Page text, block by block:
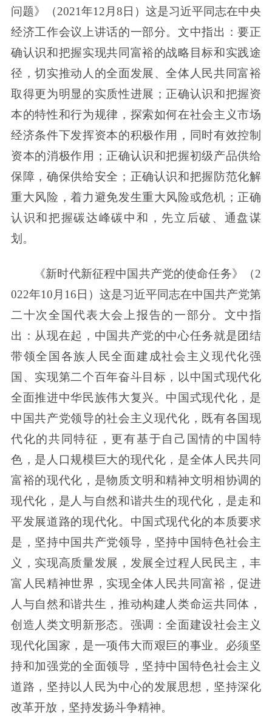
问题》（2021年12月8日）这是习近平同志在中央
经济工作会议上讲话的一部分。文中指出：要正
确认识和把握实现共同富裕的战略目标和实践途
径，切实推动人的全面发展、全体人民共同富裕
取得更为明显的实质性进展；正确认识和把握资
本的特性和行为规律，探索如何在社会主义市场
经济条件下发挥资本的积极作用，同时有效控制
资本的消极作用；正确认识和把握初级产品供给
保障，确保供给安全；正确认识和把握防范化解
重大风险，着力避免发生重大风险或危机；正确
认识和把握碳达峰碳中和，先立后破、通盘谋
划。
《新时代新征程中国共产党的使命任务》（2
022年10月16日）这是习近平同志在中国共产党第
二十次全国代表大会上报告的一部分。文中指
出：从现在起，中国共产党的中心任务就是团结
带领全国各族人民全面建成社会主义现代化强
国、实现第二个百年奋斗目标，以中国式现代化
全面推进中华民族伟大复兴。中国式现代化，是
中国共产党领导的社会主义现代化，既有各国现
代化的共同特征，更有基于自己国情的中国特
色，是人口规模巨大的现代化，是全体人民共同
富裕的现代化，是物质文明和精神文明相协调的
现代化，是人与自然和谐共生的现代化，是走和
平发展道路的现代化。中国式现代化的本质要求
是，坚持中国共产党领导，坚持中国特色社会主
义，实现高质量发展，发展全过程人民民主，丰
富人民精神世界，实现全体人民共同富裕，促进
人与自然和谐共生，推动构建人类命运共同体，
创造人类文明新形态。强调：全面建设社会主义
现代化国家，是一项伟大而艰巨的事业。必须坚
持和加强党的全面领导，坚持中国特色社会主义
道路，坚持以人民为中心的发展思想，坚持深化
改革开放，坚持发扬斗争精神。